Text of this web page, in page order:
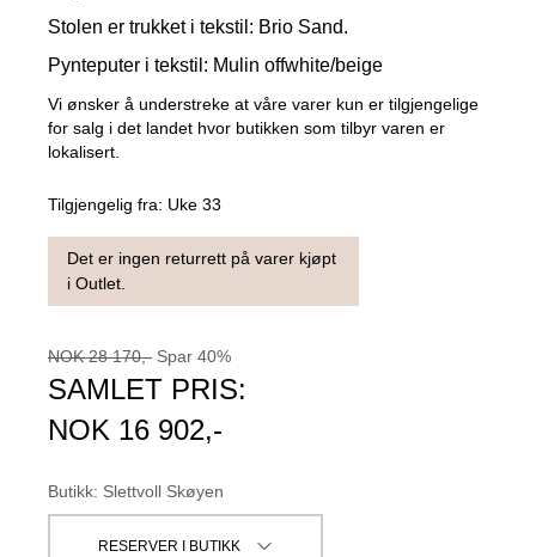
Stolen er trukket i tekstil: Brio Sand.
Pynteputer i tekstil: Mulin offwhite/beige
Vi ønsker å understreke at våre varer kun er tilgjengelige
for salg i det landet hvor butikken som tilbyr varen er
lokalisert.
Tilgjengelig fra: Uke 33
Det er ingen returrett på varer kjøpt
i Outlet.
NOK 28 170,- Spar 40%
SAMLET PRIS:
NOK 16 902,-
Butikk: Slettvoll Skøyen
RESERVER I BUTIKK